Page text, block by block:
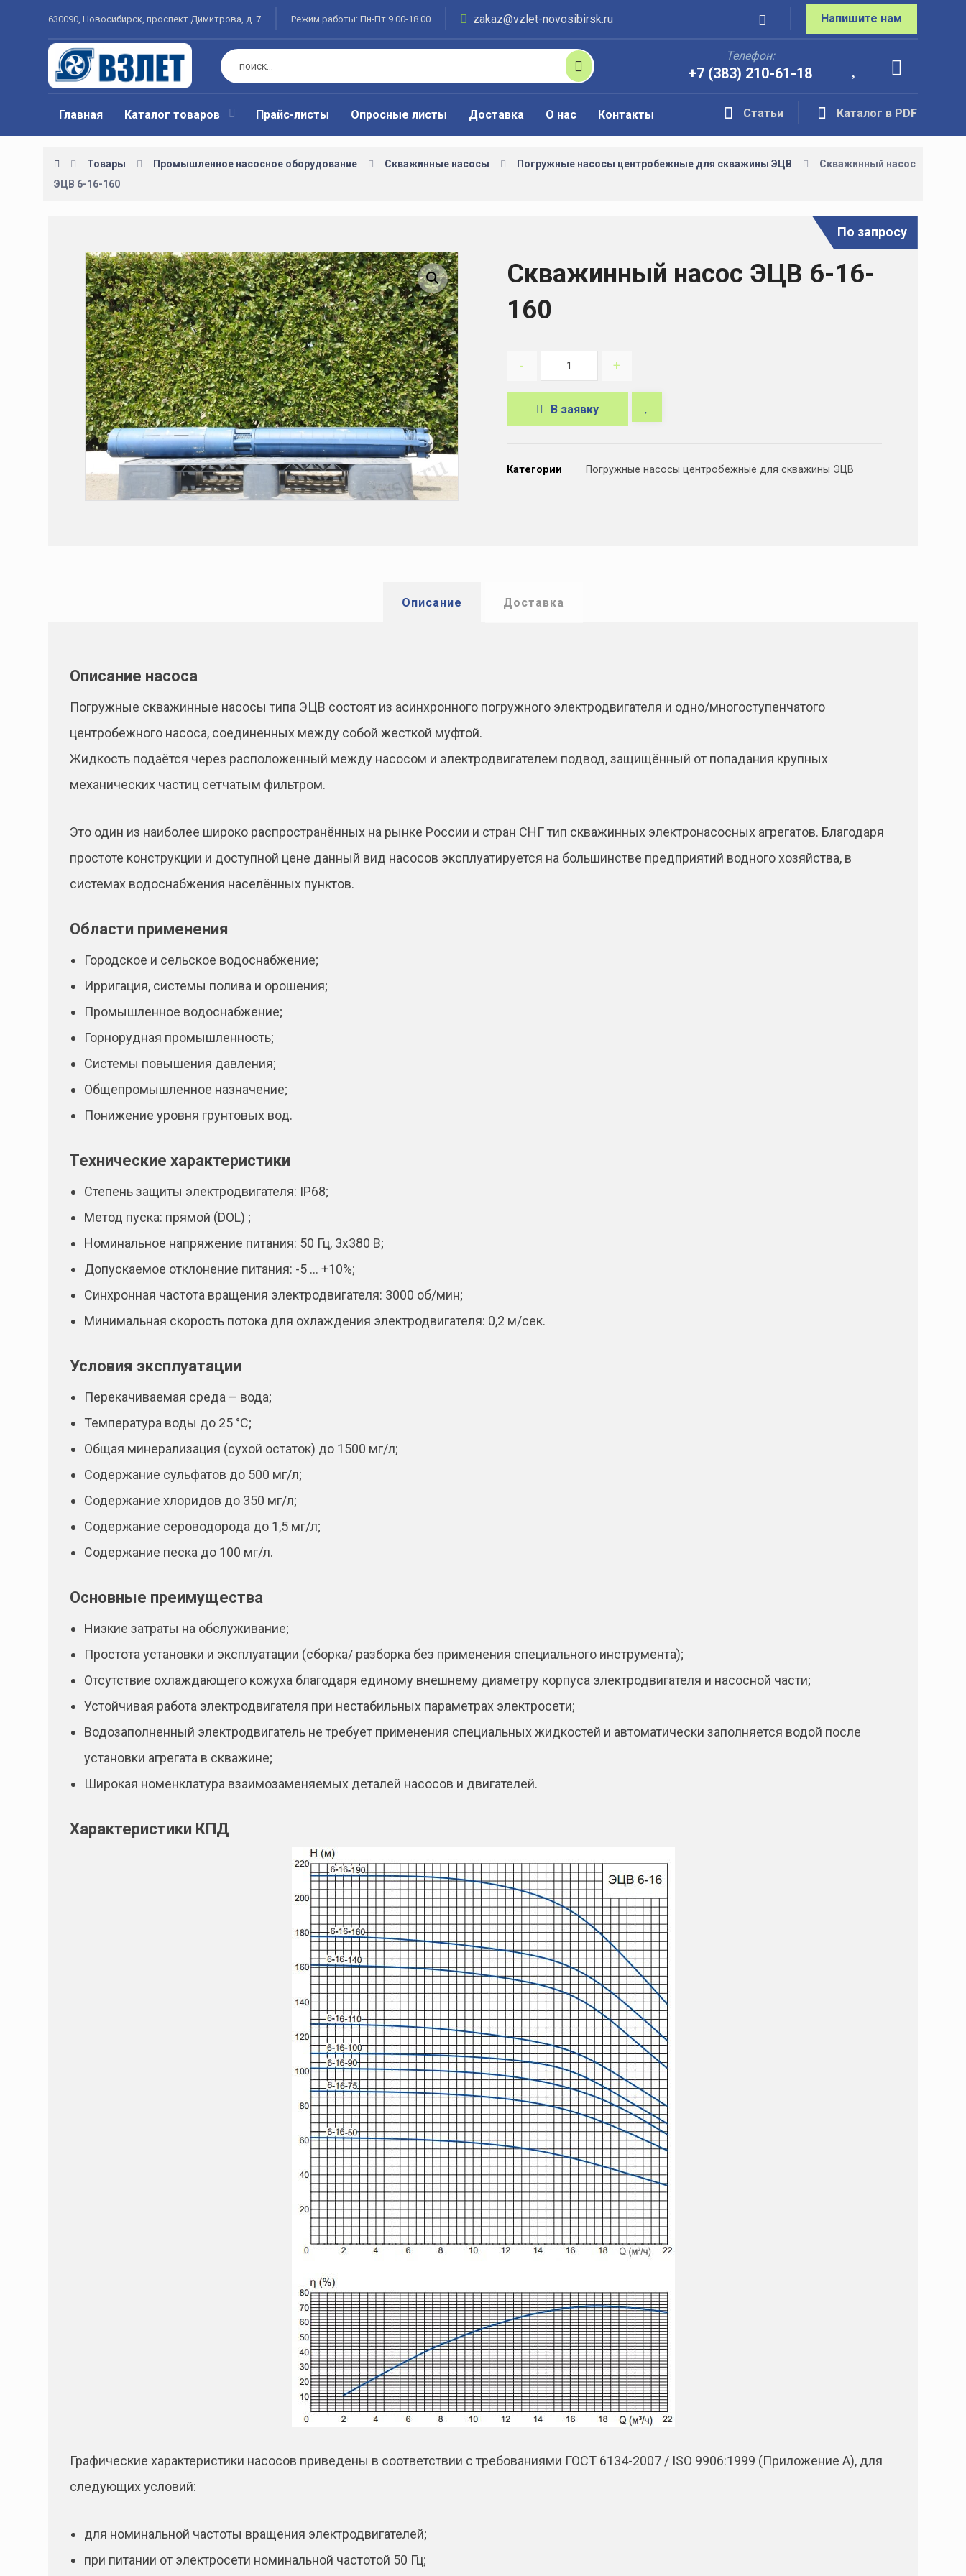
630090, Новосибирск, проспект Димитрова, д. 7 Режим работы: Пн-Пт 9.00-18.00 zakaz@vzlet-novosibirsk.ru Напишите нам
Телефон:
+7 (383) 210-61-18
Главная Каталог товаров Прайс-листы Опросные листы Доставка О нас Контакты Каталог в PDF
Статьи
Товары Промышленное насосное оборудование Скважинные насосы Погружные насосы центробежные для скважины ЭЦВ
Скважинный насос
ЭЦВ 6-16-160
Увеличить изображение
Скважинный насос ЭЦВ 6-16-
160
По запросу
- +
В заявку
t
Категории Погружные насосы центробежные для скважины ЭЦВ
Описание Доставка
Описание насоса
Погружные скважинные насосы типа ЭЦВ состоят из асинхронного погружного электродвигателя и одно/многоступенчатого
центробежного насоса, соединенных между собой жесткой муфтой.
Жидкость подаётся через расположенный между насосом и электродвигателем подвод, защищённый от попадания крупных
механических частиц сетчатым фильтром.
Это один из наиболее широко распространённых на рынке России и стран СНГ тип скважинных электронасосных агрегатов. Благодаря
простоте конструкции и доступной цене данный вид насосов эксплуатируется на большинстве предприятий водного хозяйства, в
системах водоснабжения населённых пунктов.
Области применения
Городское и сельское водоснабжение;
Ирригация, системы полива и орошения;
Промышленное водоснабжение;
Горнорудная промышленность;
Системы повышения давления;
Общепромышленное назначение;
Понижение уровня грунтовых вод.
Технические характеристики
Степень защиты электродвигателя: IP68;
Метод пуска: прямой (DOL) ;
Номинальное напряжение питания: 50 Гц, 3х380 В;
Допускаемое отклонение питания: -5 … +10%;
Синхронная частота вращения электродвигателя: 3000 об/мин;
Минимальная скорость потока для охлаждения электродвигателя: 0,2 м/сeк.
Условия эксплуатации
Перекачиваемая среда – вода;
Температура воды до 25 °С;
Общая минерализация (сухой остаток) до 1500 мг/л;
Содержание сульфатов до 500 мг/л;
Содержание хлоридов до 350 мг/л;
Содержание сероводорода до 1,5 мг/л;
Содержание песка до 100 мг/л.
Основные преимущества
Низкие затраты на обслуживание;
Простота установки и эксплуатации (сборка/ разборка без применения специального инструмента);
Отсутствие охлаждающего кожуха благодаря единому внешнему диаметру корпуса электродвигателя и насосной части;
Устойчивая работа электродвигателя при нестабильных параметрах электросети;
Водозаполненный электродвигатель не требует применения специальных жидкостей и автоматически заполняется водой после
установки агрегата в скважине;
Широкая номенклатура взаимозаменяемых деталей насосов и двигателей.
Характеристики КПД
Графические характеристики насосов приведены в соответствии с требованиями ГОСТ 6134-2007 / ISO 9906:1999 (Приложение А), для
следующих условий:
для номинальной частоты вращения электродвигателей;
при питании от электросети номинальной частотой 50 Гц;